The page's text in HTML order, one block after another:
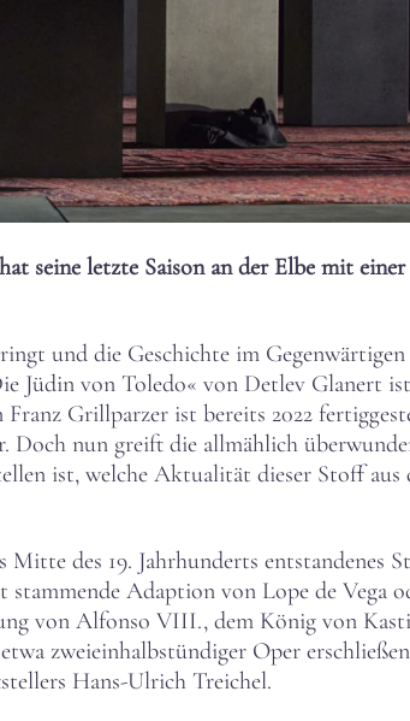
seine letzte Saison an der Elbe mit
und die Geschichte im
Jüdin von Toledo« von Detlev Glanert
Grillparzer ist bereits 2022
nun greift die allmählich
ist, welche Aktualität dieser Stoff aus
des 19. Jahrhunderts entstandenes
stammende Adaption von Lope de Vega
von Alfonso VIII., dem König von
zweieinhalbstündiger Oper
Hans-Ulrich Treichel.